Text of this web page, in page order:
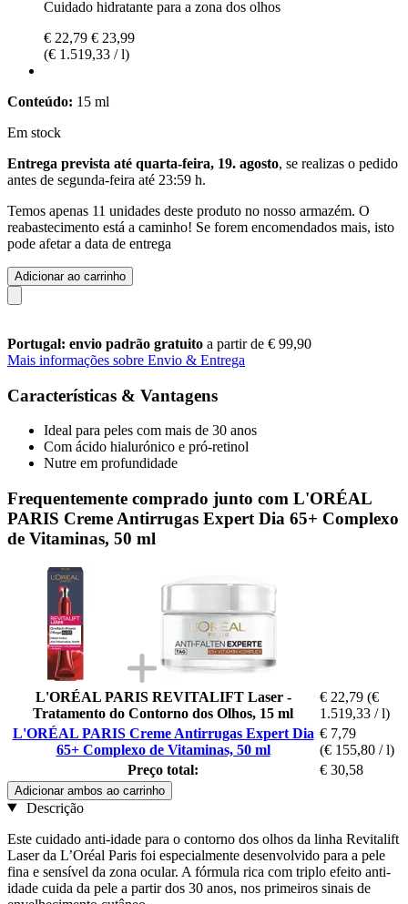
Cuidado hidratante para a zona dos olhos
€ 22,79 € 23,99
(€ 1.519,33 / l)
Conteúdo: 15 ml
Em stock
Entrega prevista até quarta-feira, 19. agosto, se realizas o pedido
antes de segunda-feira até 23:59 h.
Temos apenas 11 unidades deste produto no nosso armazém. O
reabastecimento está a caminho! Se forem encomendados mais, isto
pode afetar a data de entrega
Adicionar ao carrinho
Portugal: envio padrão gratuito a partir de € 99,90
Mais informações sobre Envio & Entrega
Características & Vantagens
Ideal para peles com mais de 30 anos
Com ácido hialurónico e pró-retinol
Nutre em profundidade
Frequentemente comprado junto com L'ORÉAL
PARIS Creme Antirrugas Expert Dia 65+ Complexo
de Vitaminas, 50 ml
L'ORÉAL PARIS REVITALIFT Laser -
Tratamento do Contorno dos Olhos, 15 ml
€ 22,79 (€
1.519,33 / l)
L'ORÉAL PARIS Creme Antirrugas Expert Dia
65+ Complexo de Vitaminas, 50 ml
€ 7,79
(€ 155,80 / l)
Preço total:
€ 30,58
Adicionar ambos ao carrinho
Descrição
Este cuidado anti-idade para o contorno dos olhos da linha Revitalift
Laser da L’Oréal Paris foi especialmente desenvolvido para a pele
fina e sensível da zona ocular. A fórmula rica com triplo efeito anti-
idade cuida da pele a partir dos 30 anos, nos primeiros sinais de